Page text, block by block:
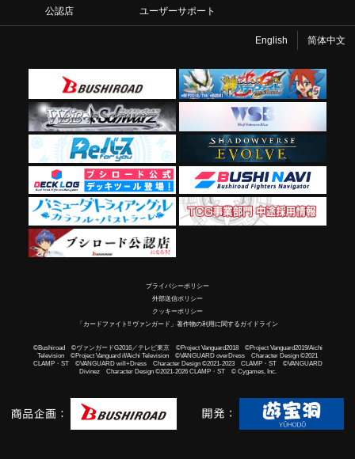
公認店
ユーザーサポート
English 简体中文
プライバシーポリシー
外部送信ポリシー
クッキーポリシー
「カードファイト!! ヴァンガード」著作物の利用に関するガイドライン
©Bushiroad ©ヴァンガードG2016／テレビ東京 ©Project Vanguard2018 ©Project Vanguard2019/Aichi
Television ©Project Vanguard if/Aichi Television ©VANGUARD overDress Character Design ©2021
CLAMP・ST ©VANGUARD will+Dress Character Design ©2021-2023 CLAMP・ST ©VANGUARD
Divinez Character Design ©2021-2026 CLAMP・ST © Cygames, Inc.